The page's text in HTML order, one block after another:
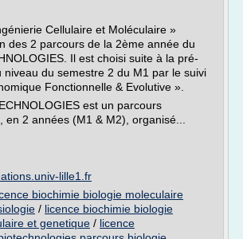
Cellulaire et Moléculaire »
des 2 parcours de la 2ème année du
Il est choisi suite à la pré-
niveau du semestre 2 du M1 par le suivi
Fonctionnelle & Evolutive ».
est un parcours
en 2 années (M1 & M2), organisé...
lille1.fr
biochimie biologie moleculaire
/ licence biochimie biologie
et genetique / licence